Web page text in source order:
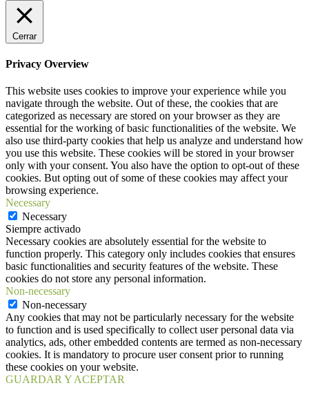
Cerrar
Privacy Overview
This website uses cookies to improve your experience while you
navigate through the website. Out of these, the cookies that are
categorized as necessary are stored on your browser as they are
essential for the working of basic functionalities of the website. We
also use third-party cookies that help us analyze and understand how
you use this website. These cookies will be stored in your browser
only with your consent. You also have the option to opt-out of these
cookies. But opting out of some of these cookies may affect your
browsing experience.
Necessary
Necessary
Siempre activado
Necessary cookies are absolutely essential for the website to
function properly. This category only includes cookies that ensures
basic functionalities and security features of the website. These
cookies do not store any personal information.
Non-necessary
Non-necessary
Any cookies that may not be particularly necessary for the website
to function and is used specifically to collect user personal data via
analytics, ads, other embedded contents are termed as non-necessary
cookies. It is mandatory to procure user consent prior to running
these cookies on your website.
GUARDAR Y ACEPTAR